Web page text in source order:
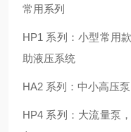
常用系列
HP1 系列：小型常用
助液压系统
HA2 系列：中小高压
HP4 系列：大流量泵